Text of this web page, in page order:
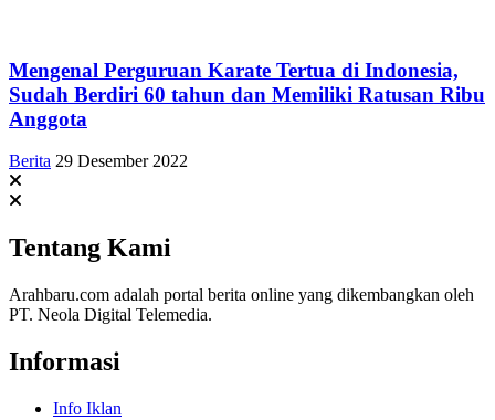
Mengenal Perguruan Karate Tertua di Indonesia,
Sudah Berdiri 60 tahun dan Memiliki Ratusan Ribu
Anggota
Berita 29 Desember 2022
Tentang Kami
Arahbaru.com adalah portal berita online yang dikembangkan oleh
PT. Neola Digital Telemedia.
Informasi
Info Iklan